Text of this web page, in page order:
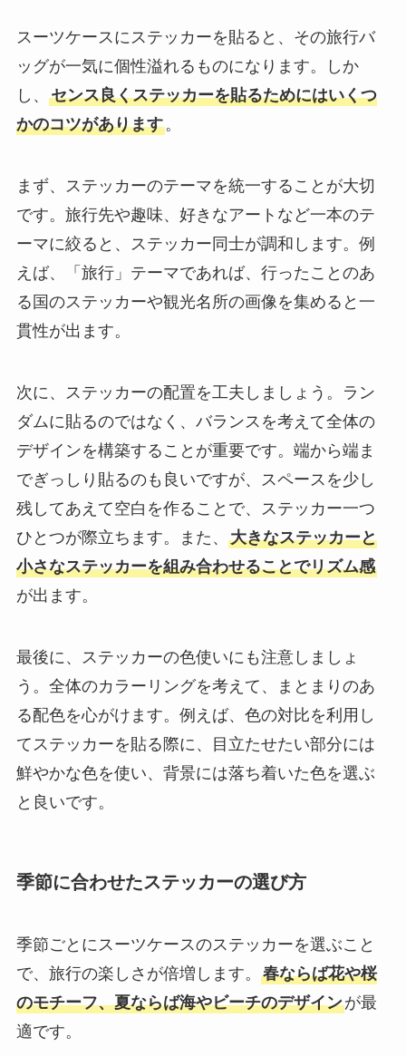
スーツケースにステッカーを貼ると、その旅行バ
ッグが一気に個性溢れるものになります。しか
し、 センス良くステッカーを貼るためにはいくつ
かのコツがあります。
まず、ステッカーのテーマを統一することが大切
です。旅行先や趣味、好きなアートなど一本のテ
ーマに絞ると、ステッカー同士が調和します。例
えば、「旅行」テーマであれば、行ったことのあ
る国のステッカーや観光名所の画像を集めると一
貫性が出ます。
次に、ステッカーの配置を工夫しましょう。ラン
ダムに貼るのではなく、バランスを考えて全体の
デザインを構築することが重要です。端から端ま
でぎっしり貼るのも良いですが、スペースを少し
残してあえて空白を作ることで、ステッカー一つ
ひとつが際立ちます。また、 大きなステッカーと
小さなステッカーを組み合わせることでリズム感
が出ます。
最後に、ステッカーの色使いにも注意しましょ
う。全体のカラーリングを考えて、まとまりのあ
る配色を心がけます。例えば、色の対比を利用し
てステッカーを貼る際に、目立たせたい部分には
鮮やかな色を使い、背景には落ち着いた色を選ぶ
と良いです。
季節に合わせたステッカーの選び方
季節ごとにスーツケースのステッカーを選ぶこと
で、旅行の楽しさが倍増します。 春ならば花や桜
のモチーフ、夏ならば海やビーチのデザインが最
適です。